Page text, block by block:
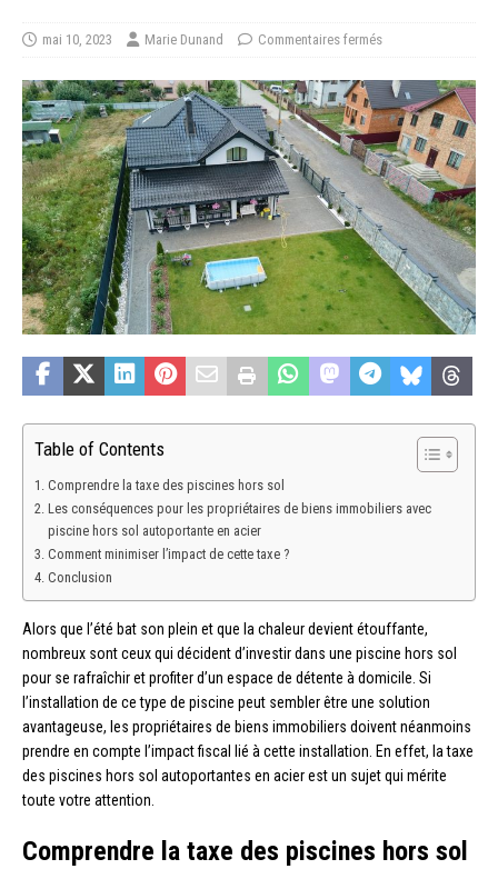
mai 10, 2023 Marie Dunand Commentaires fermés
Table of Contents
Comprendre la taxe des piscines hors sol
Les conséquences pour les propriétaires de biens immobiliers avec
piscine hors sol autoportante en acier
Comment minimiser l’impact de cette taxe ?
Conclusion
Alors que l’été bat son plein et que la chaleur devient étouffante,
nombreux sont ceux qui décident d’investir dans une piscine hors sol
pour se rafraîchir et profiter d’un espace de détente à domicile. Si
l’installation de ce type de piscine peut sembler être une solution
avantageuse, les propriétaires de biens immobiliers doivent néanmoins
prendre en compte l’impact fiscal lié à cette installation. En effet, la taxe
des piscines hors sol autoportantes en acier est un sujet qui mérite
toute votre attention.
Comprendre la taxe des piscines hors sol